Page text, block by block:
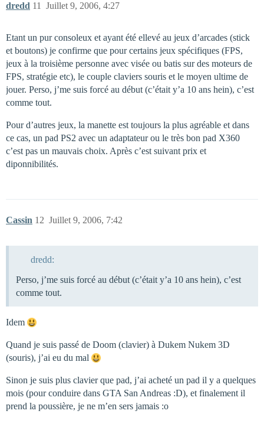
dredd Juillet 9, 2006, 4:27
11
Etant un pur consoleux et ayant été ellevé au jeux d’arcades (stick
et boutons) je confirme que pour certains jeux spécifiques (FPS,
jeux à la troisième personne avec visée ou batis sur des moteurs de
FPS, stratégie etc), le couple claviers souris et le moyen ultime de
jouer. Perso, j’me suis forcé au début (c’était y’a 10 ans hein), c’est
comme tout.
Pour d’autres jeux, la manette est toujours la plus agréable et dans
ce cas, un pad PS2 avec un adaptateur ou le très bon pad X360
c’est pas un mauvais choix. Après c’est suivant prix et
diponnibilités.
Cassin Juillet 9, 2006, 7:42
12
dredd:
Perso, j’me suis forcé au début (c’était y’a 10 ans hein), c’est
comme tout.
Idem
Quand je suis passé de Doom (clavier) à Dukem Nukem 3D
(souris), j’ai eu du mal
Sinon je suis plus clavier que pad, j’ai acheté un pad il y a quelques
mois (pour conduire dans GTA San Andreas :D), et finalement il
prend la poussière, je ne m’en sers jamais :o